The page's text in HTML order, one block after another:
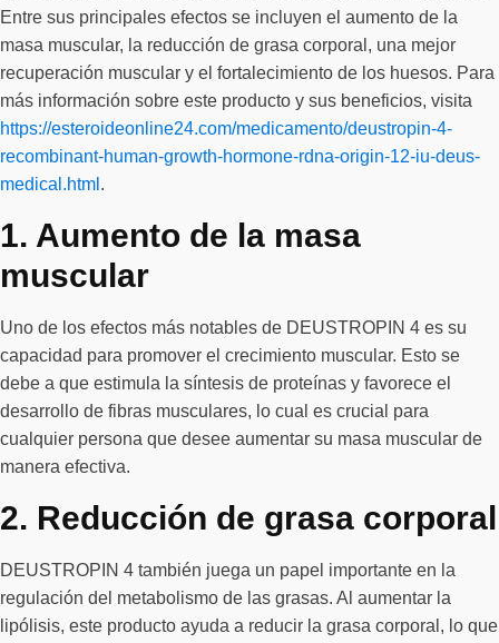
Entre sus principales efectos se incluyen el aumento de la
masa muscular, la reducción de grasa corporal, una mejor
recuperación muscular y el fortalecimiento de los huesos. Para
más información sobre este producto y sus beneficios, visita
https://esteroideonline24.com/medicamento/deustropin-4-
recombinant-human-growth-hormone-rdna-origin-12-iu-deus-
medical.html .
1. Aumento de la masa
muscular
Uno de los efectos más notables de DEUSTROPIN 4 es su
capacidad para promover el crecimiento muscular. Esto se
debe a que estimula la síntesis de proteínas y favorece el
desarrollo de fibras musculares, lo cual es crucial para
cualquier persona que desee aumentar su masa muscular de
manera efectiva.
2. Reducción de grasa corporal
DEUSTROPIN 4 también juega un papel importante en la
regulación del metabolismo de las grasas. Al aumentar la
lipólisis, este producto ayuda a reducir la grasa corporal, lo que